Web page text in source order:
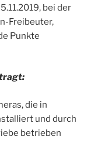
bei der
Freibeuter,
Punkte
die in
und durch
betrieben